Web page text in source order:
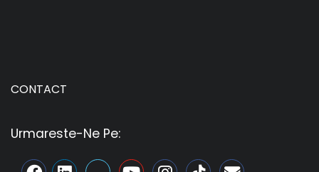
CONTACT
Urmareste-Ne Pe: